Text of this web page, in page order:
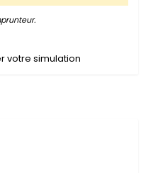
votre simulation